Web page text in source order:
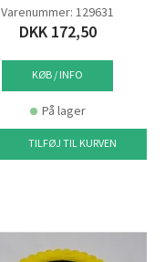
Varenummer: 129631
DKK 172,50
KØB / INFO
På lager
TILFØJ TIL KURVEN